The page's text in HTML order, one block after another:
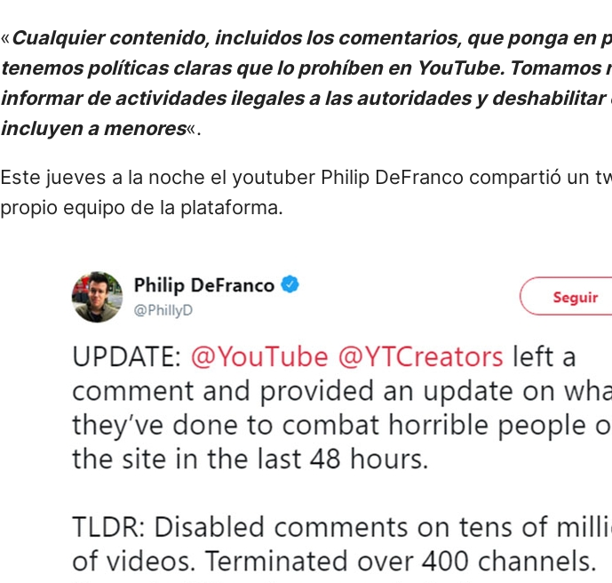
«Cualquier contenido, incluidos los comentarios, que ponga en
tenemos políticas claras que lo prohíben en YouTube.
informar de actividades ilegales a las autoridades y
incluyen a menores«.
Este jueves a la noche el youtuber Philip DeFranco compartió un
propio equipo de la plataforma.